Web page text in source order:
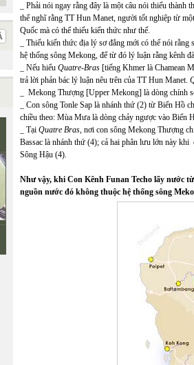
_ Phải nói ngay rằng đây là một câu nói thiếu
thể nghĩ rằng TT Hun Manet, người tốt nghiệp từ
Quốc mà có thể thiếu kiến thức như thế.
_ Thiếu kiến thức địa lý sơ đẳng mới có thể nói
hệ thống sông Mekong, để từ đó lý luận rằng kênh
_ Nếu hiểu Quatre-Bras [tiếng Khmer là Chamean
trả lời phản bác lý luận nêu trên của TT Hun Manet.
_ Mekong Thượng [Upper Mekong] là dòng chính
_ Con sông Tonle Sap là nhánh thứ (2) từ Biển Hồ
chiều theo: Mùa Mưa là dòng chảy ngược vào
_ Tại Quatre Bras, nơi con sông Mekong Thượng
Bassac là nhánh thứ (4); cả hai phân lưu lớn này
Sông Hậu (4).
Như vậy, khi Con Kênh Funan Techo lấy nước
nguồn nước đó không thuộc hệ thống sông